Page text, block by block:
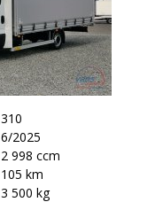
310
6/2025
2 998 ccm
105 km
3 500 kg